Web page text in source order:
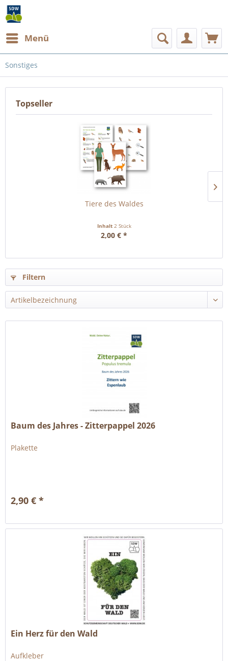
Menü
Sonstiges
Topseller
Tiere des Waldes
Inhalt 2 Stück
2,00 € *
Filtern
Baum des Jahres - Zitterpappel 2026
Plakette
2,90 € *
Ein Herz für den Wald
Aufkleber